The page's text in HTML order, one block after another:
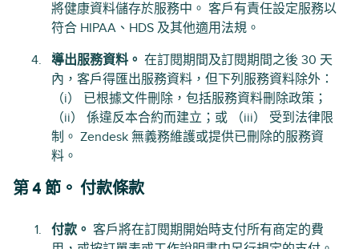
將健康資料儲存於服務中。 客戶有責任設定服務以
符合 HIPAA、HDS 及其他適用法規。
導出服務資料。 在訂閱期間及訂閱期間之後 30 天
內，客戶得匯出服務資料，但下列服務資料除外：
（i） 已根據文件刪除，包括服務資料刪除政策；
（ii） 係違反本合約而建立；或 （iii） 受到法律限
制。 Zendesk 無義務維護或提供已刪除的服務資
料。
第 4 節。 付款條款
付款。 客戶將在訂閱期開始時支付所有商定的費